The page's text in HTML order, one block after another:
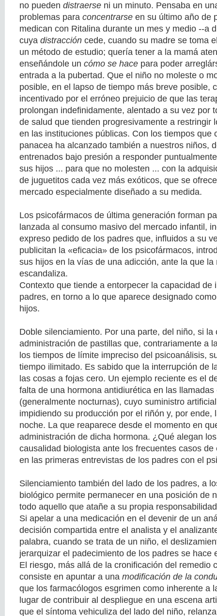
no pueden distraerse ni un minuto. Pensaba en
problemas para concentrarse en su último año de
medican con Ritalina durante un mes y medio --a
cuya distracción cede, cuando su madre se toma
un método de estudio; quería tener a la mamá
enseñándole un cómo se hace para poder
entrada a la pubertad. Que el niño no moleste o
posible, en el lapso de tiempo más breve posible,
incentivado por el erróneo prejuicio de que las
prolongan indefinidamente, alentado a su vez por
de salud que tienden progresivamente a restringir
en las instituciones públicas. Con los tiempos que
panacea ha alcanzado también a nuestros niños,
entrenados bajo presión a responder
sus hijos ... para que no molesten ... con la
de juguetitos cada vez más exóticos, que se
mercado especialmente diseñado a su medida.
Los psicofármacos de última generación forman
lanzada al consumo masivo del mercado infantil,
expreso pedido de los padres que, influidos a su
publicitan la «eficacia» de los psicofármacos,
sus hijos en la vías de una adicción, ante la que la
escandaliza.
Contexto que tiende a entorpecer la capacidad de
padres, en torno a lo que aparece designado
hijos.
Doble silenciamiento. Por una parte, del niño, si
administración de pastillas que, contrariamente a
los tiempos de límite impreciso del psicoanálisis,
tiempo ilimitado. Es sabido que la interrupción de
las cosas a fojas cero. Un ejemplo reciente es el
falta de una hormona antidiurética en las
(generalmente nocturnas), cuyo suministro
impidiendo su producción por el riñón y, por ende,
noche. La que reaparece desde el momento en
administración de dicha hormona. ¿Qué alegan
causalidad biologista ante los frecuentes casos
en las primeras entrevistas de los padres con el
Silenciamiento también del lado de los padres, a
biológico permite permanecer en una posición de
todo aquello que atañe a su propia
Si apelar a una medicación en el devenir de un
decisión compartida entre el analista y el
palabra, cuando se trata de un niño, el
jerarquizar el padecimiento de los padres se hace
El riesgo, más allá de la cronificación del remedio
consiste en apuntar a una modificación de la
que los farmacólogos esgrimen como inherente a
lugar de contribuir al despliegue en una escena
que el síntoma vehiculiza del lado del niño,